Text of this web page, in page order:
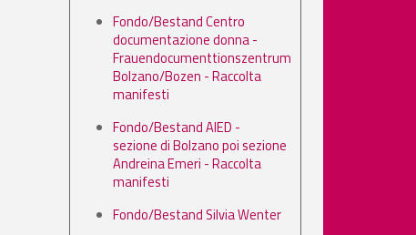
Fondo/Bestand Centro
documentazione donna -
Frauendocumenttionszentrum
Bolzano/Bozen - Raccolta
manifesti
Fondo/Bestand AIED -
sezione di Bolzano poi sezione
Andreina Emeri - Raccolta
manifesti
Fondo/Bestand Silvia Wenter